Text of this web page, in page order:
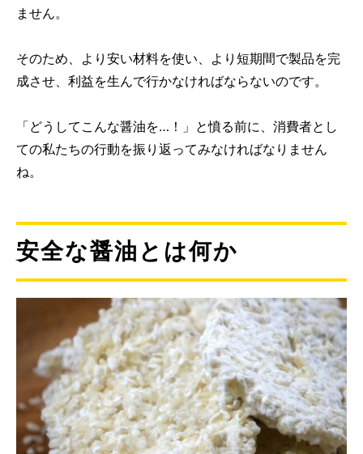
ません。
そのため、より安い材料を使い、より短期間で製品を完
成させ、利益を生んで行かなければならないのです。
「どうしてこんな醤油を…！」と憤る前に、消費者とし
ての私たちの行動を振り返ってみなければなりません
ね。
安全な醤油とは何か